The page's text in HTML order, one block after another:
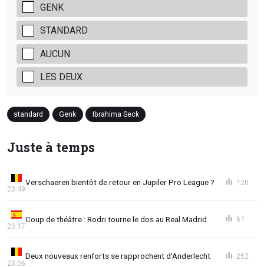
GENK
STANDARD
AUCUN
LES DEUX
standard Genk Ibrahima Seck
Juste à temps
Verschaeren bientôt de retour en Jupiler Pro League ?
23:49
120
Coup de théâtre : Rodri tourne le dos au Real Madrid
23:17
61
Deux nouveaux renforts se rapprochent d'Anderlecht
23:06
252